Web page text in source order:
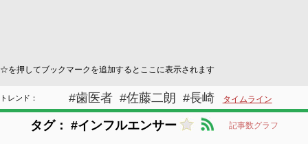
☆を押してブックマークを追加するとここに表示されます
#歯医者 #佐藤二朗 #長崎 タイムライン
トレンド：
タグ： #インフルエンサー 記事数グラフ